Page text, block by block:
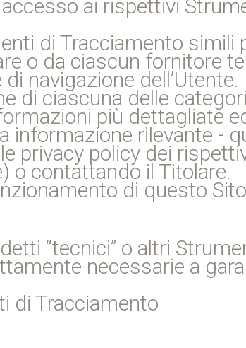
ai rispettivi
di Tracciamento simili
o da ciascun fornitore
navigazione dell’Utente.
di ciascuna delle
più dettagliate
informazione rilevante -
privacy policy dei
o contattando il Titolare.
di questo
“tecnici” o altri
necessarie a
di Tracciamento